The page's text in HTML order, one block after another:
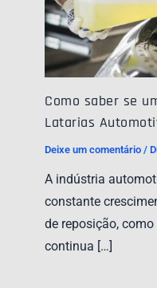
Como saber se
Latarias
Deixe um comentário /
A indústria
constante
de reposição,
continua […]